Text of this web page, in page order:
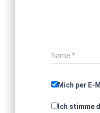
Name *
Mich per E-
Ich stimme